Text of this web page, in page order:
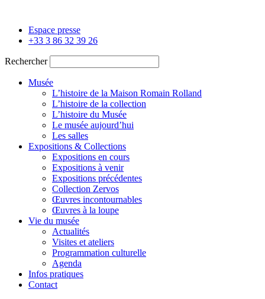
contenuEspace presse
+33 3 86 32 39 26
Rechercher
Musée
L’histoire de la Maison Romain Rolland
L’histoire de la collection
L’histoire du Musée
Le musée aujourd’hui
Les salles
Expositions & Collections
Expositions en cours
Expositions à venir
Expositions précédentes
Collection Zervos
Œuvres incontournables
Œuvres à la loupe
Vie du musée
Actualités
Visites et ateliers
Programmation culturelle
Agenda
Infos pratiques
Contact